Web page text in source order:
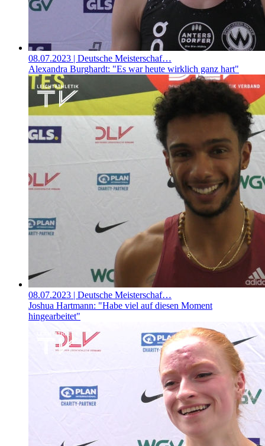
08.07.2023 | Deutsche Meisterschaf…
Alexandra Burghardt: "Es war heute wirklich ganz hart"
08.07.2023 | Deutsche Meisterschaf…
Joshua Hartmann: "Habe viel auf diesen Moment
hingearbeitet"